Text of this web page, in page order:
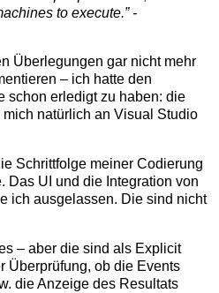
to execute.” -
Überlegungen gar nicht mehr
– ich hatte den
schon erledigt zu haben: die
natürlich an Visual Studio
Schrittfolge meiner Codierung
Das UI und die Integration von
ich ausgelassen. Die sind nicht
– aber die sind als Explicit
Überprüfung, ob die Events
die Anzeige des Resultats